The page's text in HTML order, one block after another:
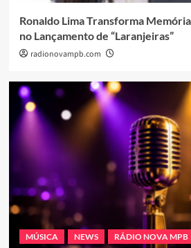
Ronaldo Lima Transforma
no Lançamento de “Laranjeiras”
radionovampb.com
MÚSICA NEWS RÁDIO NOVA MPB